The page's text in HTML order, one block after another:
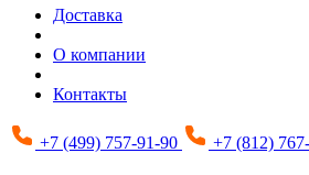
Доставка
О компании
Контакты
+7 (499) 757-91-90 +7 (812)